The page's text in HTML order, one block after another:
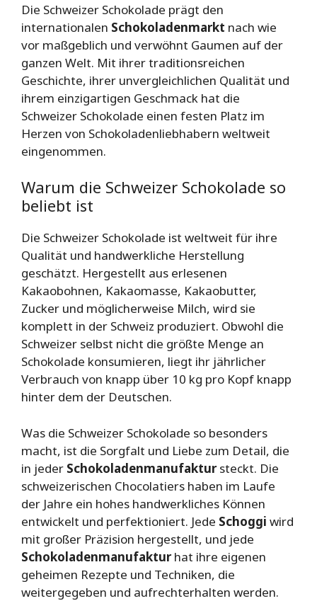
Die Schweizer Schokolade prägt den
internationalen Schokoladenmarkt nach wie
vor maßgeblich und verwöhnt Gaumen auf der
ganzen Welt. Mit ihrer traditionsreichen
Geschichte, ihrer unvergleichlichen Qualität und
ihrem einzigartigen Geschmack hat die
Schweizer Schokolade einen festen Platz im
Herzen von Schokoladenliebhabern weltweit
eingenommen.
Warum die Schweizer Schokolade so
beliebt ist
Die Schweizer Schokolade ist weltweit für ihre
Qualität und handwerkliche Herstellung
geschätzt. Hergestellt aus erlesenen
Kakaobohnen, Kakaomasse, Kakaobutter,
Zucker und möglicherweise Milch, wird sie
komplett in der Schweiz produziert. Obwohl die
Schweizer selbst nicht die größte Menge an
Schokolade konsumieren, liegt ihr jährlicher
Verbrauch von knapp über 10 kg pro Kopf knapp
hinter dem der Deutschen.
Was die Schweizer Schokolade so besonders
macht, ist die Sorgfalt und Liebe zum Detail, die
in jeder Schokoladenmanufaktursteckt. Die
schweizerischen Chocolatiers haben im Laufe
der Jahre ein hohes handwerkliches Können
entwickelt und perfektioniert. Jede Schoggi wird
mit großer Präzision hergestellt, und jede
Schokoladenmanufakturhat ihre eigenen
geheimen Rezepte und Techniken, die
weitergegeben und aufrechterhalten werden.